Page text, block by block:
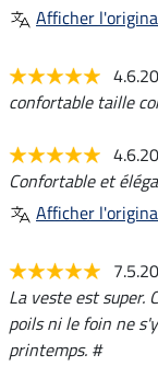
Afficher
confortable taille
Confortable et
Afficher
La veste est super.
poils ni le foin ne
printemps. #